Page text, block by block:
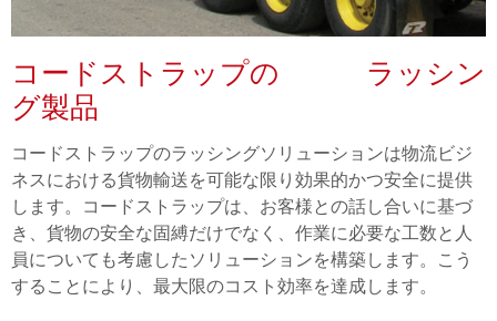
コードストラップの ラッシン
グ製品
コードストラップのラッシングソリューションは物流ビジ
ネスにおける貨物輸送を可能な限り効果的かつ安全に提供
します。コードストラップは、お客様との話し合いに基づ
き、貨物の安全な固縛だけでなく、作業に必要な工数と人
員についても考慮したソリューションを構築します。こう
することにより、最大限のコスト効率を達成します。